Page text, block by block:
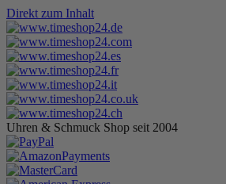
Direkt zum Inhalt
Uhren & Schmuck Shop seit 2004